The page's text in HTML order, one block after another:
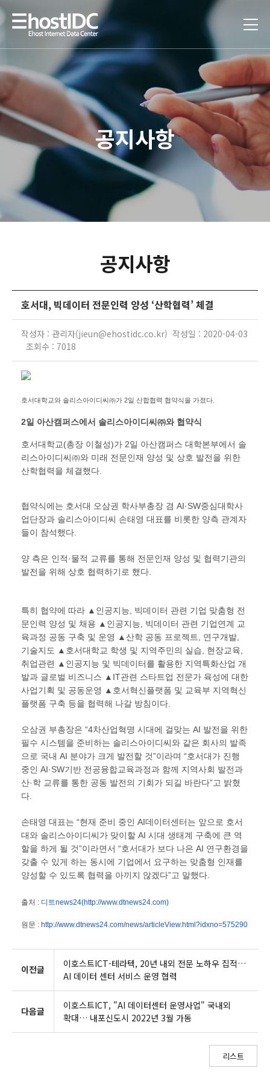
공지사항
공지사항
호서대, 빅데이터 전문인력 양성 ‘산학협력’ 체결
작성자 : 관리자(jieun@ehostidc.co.kr) 작성일 : 2020-04-03
조회수 : 7018
호서대학교와 솔리스아이디씨㈜가 2일 산합협력 협약식을 가졌다.
2일 아산캠퍼스에서 솔리스아이디씨㈜와 협약식
호서대학교(총장 이철성)가 2일 아산캠퍼스 대학본부에서 솔
리스아이디씨㈜와 미래 전문인재 양성 및 상호 발전을 위한
산학협력을 체결했다.
협약식에는 호서대 오삼권 학사부총장 겸 AI·SW중심대학사
업단장과 솔리스아이디씨 손태영 대표를 비롯한 양측 관계자
들이 참석했다.
양 측은 인적·물적 교류를 통해 전문인재 양성 및 협력기관의
발전을 위해 상호 협력하기로 했다.
특히 협약에 따라 ▲인공지능, 빅데이터 관련 기업 맞춤형 전
문인력 양성 및 채용 ▲인공지능, 빅데이터 관련 기업연계 교
육과정 공동 구축 및 운영 ▲산학 공동 프로젝트, 연구개발,
기술지도 ▲호서대학교 학생 및 지역주민의 실습, 현장교육,
취업관련 ▲인공지능 및 빅데이터를 활용한 지역특화산업 개
발과 글로벌 비즈니스 ▲IT관련 스타트업 전문가 육성에 대한
사업기획 및 공동운영 ▲호서혁신플랫폼 및 교육부 지역혁신
플랫폼 구축 등을 협력해 나갈 방침이다.
오삼권 부총장은 “4차산업혁명 시대에 걸맞는 AI 발전을 위한
필수 시스템을 준비하는 솔리스아이디씨와 같은 회사의 발족
으로 국내 AI 분야가 크게 발전할 것”이라며 “호서대가 진행
중인 AI·SW기반 전공융합교육과정과 함께 지역사회 발전과
산·학 교류를 통한 공동 발전의 기회가 되길 바란다”고 밝혔
다.
손태영 대표는 “현재 준비 중인 AI데이터센터는 앞으로 호서
대와 솔리스아이디씨가 맞이할 AI 시대 생태계 구축에 큰 역
할을 하게 될 것”이라면서 “호서대가 보다 나은 AI 연구환경을
갖출 수 있게 하는 동시에 기업에서 요구하는 맞춤형 인재를
양성할 수 있도록 협력을 아끼지 않겠다”고 말했다.
출처 : 디트news24(http://www.dtnews24.com)
원문 : http://www.dtnews24.com/news/articleView.html?idxno=575290
이전글
이호스트ICT-테라텍, 20년 내외 전문 노하우 집적…
AI 데이터 센터 서비스 운영 협력
다음글
이호스트ICT, "AI 데이터센터 운영사업" 국내외
확대… 내포신도시 2022년 3월 가동
리스트